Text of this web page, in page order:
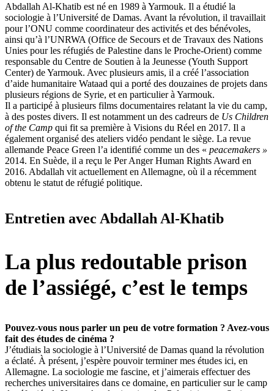
Abdallah Al-Khatib est né en 1989 à Yarmouk. Il a étudié la
sociologie à l’Université de Damas. Avant la révolution, il travaillait
pour l’ONU comme coordinateur des activités et des bénévoles,
ainsi qu’à l’UNRWA (Office de Secours et de Travaux des Nations
Unies pour les réfugiés de Palestine dans le Proche-Orient) comme
responsable du Centre de Soutien à la Jeunesse (Youth Support
Center) de Yarmouk. Avec plusieurs amis, il a créé l’association
d’aide humanitaire Wataad qui a porté des douzaines de projets dans
plusieurs régions de Syrie, et en particulier à Yarmouk.
Il a participé à plusieurs films documentaires relatant la vie du camp,
à des postes divers. Il est notamment un des cadreurs de Us Children
of the Camp qui fit sa première à Visions du Réel en 2017. Il a
également organisé des ateliers vidéo pendant le siège. La revue
allemande Peace Green l’a identifié comme un des « peacemakers »
2014. En Suède, il a reçu le Per Anger Human Rights Award en
2016. Abdallah vit actuellement en Allemagne, où il a récemment
obtenu le statut de réfugié politique.
Entretien avec Abdallah Al-Khatib
La plus redoutable prison
de l’assiégé, c’est le temps
Pouvez-vous nous parler un peu de votre formation ? Avez-vous
fait des études de cinéma ?
J’étudiais la sociologie à l’Université de Damas quand la révolution
a éclaté. À présent, j’espère pouvoir terminer mes études ici, en
Allemagne. La sociologie me fascine, et j’aimerais effectuer des
recherches universitaires dans ce domaine, en particulier sur le camp